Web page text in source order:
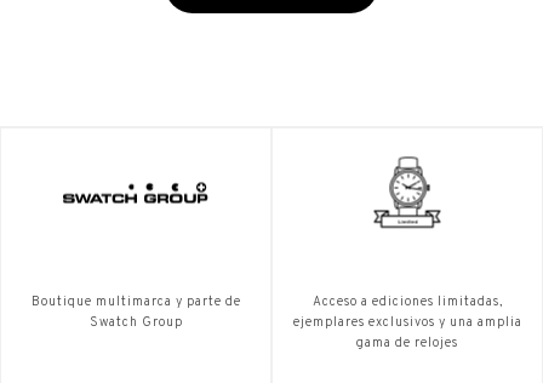
Boutique multimarca y parte de
Swatch Group
Acceso a ediciones limitadas,
ejemplares exclusivos y una amplia
gama de relojes